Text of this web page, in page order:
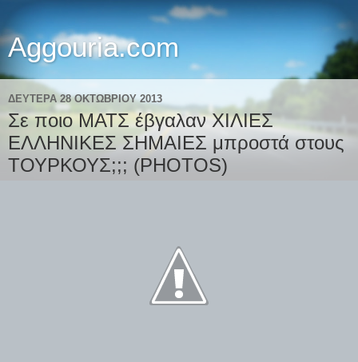
Aggouria.com
ΔΕΥΤΈΡΑ 28 ΟΚΤΩΒΡΊΟΥ 2013
Σε ποιο ΜΑΤΣ έβγαλαν ΧΙΛΙΕΣ
ΕΛΛΗΝΙΚΕΣ ΣΗΜΑΙΕΣ μπροστά στους
ΤΟΥΡΚΟΥΣ;;; (PHOTOS)